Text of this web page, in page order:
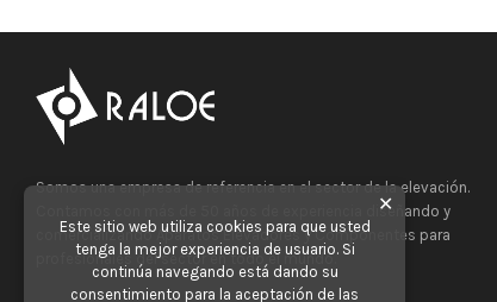
Somos una empresa de referencia en el sector de la elevación.
Contamos con más de 50 años de experiencia diseñando y
comercializando Aparatos Elevadores y Componentes para
profesionales del sector en todo el mundo.
✕
Este sitio web utiliza cookies para que usted
tenga la mejor experiencia de usuario. Si
continúa navegando está dando su
consentimiento para la aceptación de las